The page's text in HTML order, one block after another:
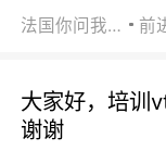
法国你问我答 前
大家好，培训
谢谢